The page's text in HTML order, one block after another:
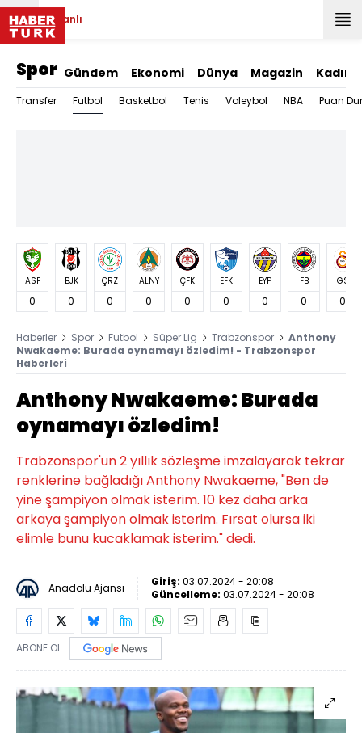
Canlı
Spor Gündem Ekonomi Dünya Magazin Kadın
Transfer Futbol Basketbol Tenis Voleybol NBA Puan
ASF
0
BJK
0
ÇRZ
0
ALNY
0
ÇFK
0
EFK
0
EYP
0
FB
0
GS
0
Haberler Spor Futbol Süper Lig Trabzonspor
Anthony
Nwakaeme: Burada oynamayı özledim! - Trabzonspor
Haberleri
Anthony Nwakaeme: Burada
oynamayı özledim!
Trabzonspor'un 2 yıllık sözleşme imzalayarak tekrar
renklerine bağladığı Anthony Nwakaeme, "Ben de
yine şampiyon olmak isterim. 10 kez daha arka
arkaya şampiyon olmak isterim. Fırsat olursa iki
elimle bunu kucaklamak isterim." dedi.
Anadolu Ajansı Giriş: 03.07.2024 - 20:08
Güncelleme: 03.07.2024 - 20:08
ABONE OL